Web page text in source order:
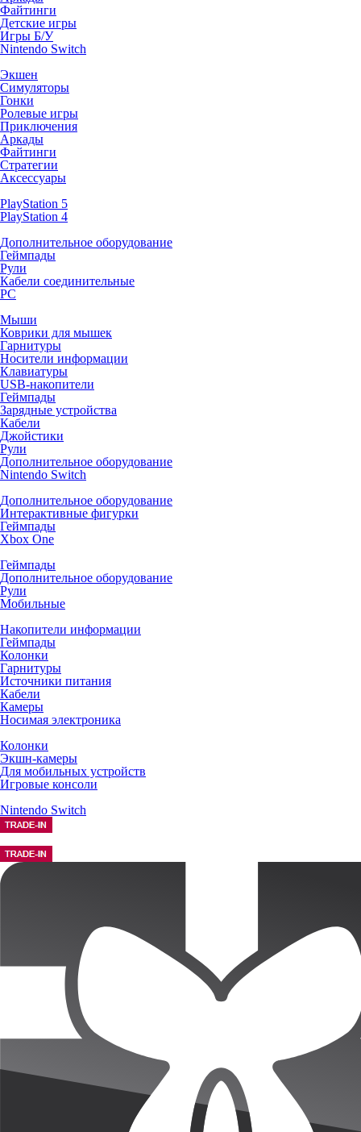
Файтинги
Детские игры
Игры Б/У
Nintendo Switch
Экшен
Симуляторы
Гонки
Ролевые игры
Приключения
Аркады
Файтинги
Стратегии
Аксессуары
PlayStation 5
PlayStation 4
Дополнительное оборудование
Геймпады
Рули
Кабели соединительные
PC
Мыши
Коврики для мышек
Гарнитуры
Носители информации
Клавиатуры
USB-накопители
Геймпады
Зарядные устройства
Кабели
Джойстики
Рули
Дополнительное оборудование
Nintendo Switch
Дополнительное оборудование
Интерактивные фигурки
Геймпады
Xbox One
Геймпады
Дополнительное оборудование
Рули
Мобильные
Накопители информации
Геймпады
Колонки
Гарнитуры
Источники питания
Кабели
Камеры
Носимая электроника
Колонки
Экшн-камеры
Для мобильных устройств
Игровые консоли
Nintendo Switch